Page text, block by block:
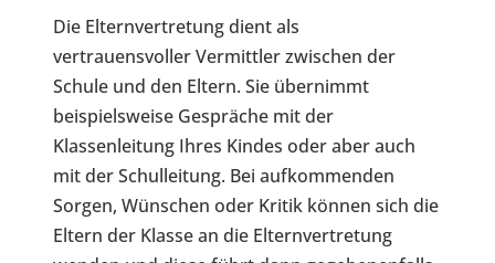
Die Elternvertretung dient als
vertrauensvoller Vermittler zwischen der
Schule und den Eltern. Sie übernimmt
beispielsweise Gespräche mit der
Klassenleitung Ihres Kindes oder aber auch
mit der Schulleitung. Bei aufkommenden
Sorgen, Wünschen oder Kritik können sich die
Eltern der Klasse an die Elternvertretung